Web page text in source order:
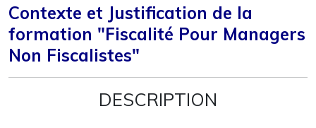
Contexte et Justification de la
formation "Fiscalité Pour Managers
Non Fiscalistes"
DESCRIPTION